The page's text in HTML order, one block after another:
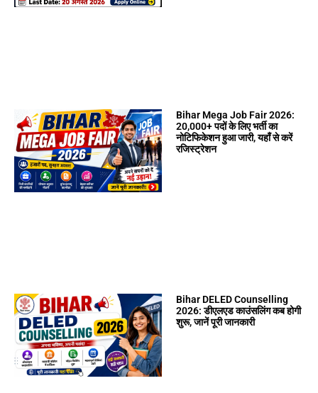
Bihar Mega Job Fair 2026:
20,000+ पदों के लिए भर्ती का
नोटिफिकेशन हुआ जारी, यहाँ से करें
रजिस्ट्रेशन
Bihar DELED Counselling
2026: डीएलएड काउंसलिंग कब होगी
शुरू, जानें पूरी जानकारी